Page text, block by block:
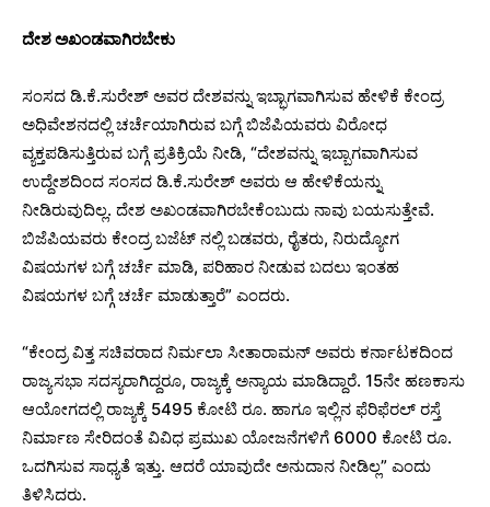
ದೇಶ ಅಖಂಡವಾಗಿರಬೇಕು
ಸಂಸದ ಡಿ.ಕೆ.ಸುರೇಶ್ ಅವರ ದೇಶವನ್ನು ಇಬ್ಭಾಗವಾಗಿಸುವ ಹೇಳಿಕೆ ಕೇಂದ್ರ
ಅಧಿವೇಶನದಲ್ಲಿ ಚರ್ಚೆಯಾಗಿರುವ ಬಗ್ಗೆ ಬಿಜೆಪಿಯವರು ವಿರೋಧ
ವ್ಯಕ್ತಪಡಿಸುತ್ತಿರುವ ಬಗ್ಗೆ ಪ್ರತಿಕ್ರಿಯೆ ನೀಡಿ, “ದೇಶವನ್ನು ಇಬ್ಬಾಗವಾಗಿಸುವ
ಉದ್ದೇಶದಿಂದ ಸಂಸದ ಡಿ.ಕೆ.ಸುರೇಶ್ ಅವರು ಆ ಹೇಳಿಕೆಯನ್ನು
ನೀಡಿರುವುದಿಲ್ಲ. ದೇಶ ಅಖಂಡವಾಗಿರಬೇಕೆಂಬುದು ನಾವು ಬಯಸುತ್ತೇವೆ.
ಬಿಜೆಪಿಯವರು ಕೇಂದ್ರ ಬಜೆಟ್ ನಲ್ಲಿ ಬಡವರು, ರೈತರು, ನಿರುದ್ಯೋಗ
ವಿಷಯಗಳ ಬಗ್ಗೆ ಚರ್ಚೆ ಮಾಡಿ, ಪರಿಹಾರ ನೀಡುವ ಬದಲು ಇಂತಹ
ವಿಷಯಗಳ ಬಗ್ಗೆ ಚರ್ಚೆ ಮಾಡುತ್ತಾರೆ” ಎಂದರು.
“ಕೇಂದ್ರ ವಿತ್ತ ಸಚಿವರಾದ ನಿರ್ಮಲಾ ಸೀತಾರಾಮನ್ ಅವರು ಕರ್ನಾಟಕದಿಂದ
ರಾಜ್ಯಸಭಾ ಸದಸ್ಯರಾಗಿದ್ದರೂ, ರಾಜ್ಯಕ್ಕೆ ಅನ್ಯಾಯ ಮಾಡಿದ್ದಾರೆ. 15ನೇ ಹಣಕಾಸು
ಆಯೋಗದಲ್ಲಿ ರಾಜ್ಯಕ್ಕೆ 5495 ಕೋಟಿ ರೂ. ಹಾಗೂ ಇಲ್ಲಿನ ಫೆರಿಫೆರಲ್ ರಸ್ತೆ
ನಿರ್ಮಾಣ ಸೇರಿದಂತೆ ವಿವಿಧ ಪ್ರಮುಖ ಯೋಜನೆಗಳಿಗೆ 6000 ಕೋಟಿ ರೂ.
ಒದಗಿಸುವ ಸಾಧ್ಯತೆ ಇತ್ತು. ಆದರೆ ಯಾವುದೇ ಅನುದಾನ ನೀಡಿಲ್ಲ” ಎಂದು
ತಿಳಿಸಿದರು.